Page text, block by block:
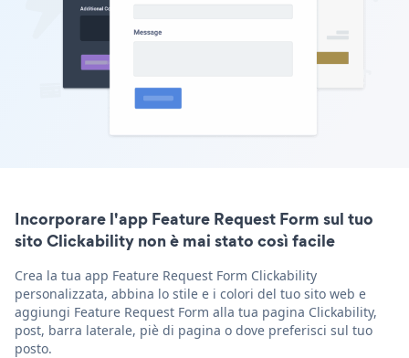
Incorporare l'app Feature Request Form sul tuo
sito Clickability non è mai stato così facile
Crea la tua app Feature Request Form Clickability
personalizzata, abbina lo stile e i colori del tuo sito web e
aggiungi Feature Request Form alla tua pagina Clickability,
post, barra laterale, piè di pagina o dove preferisci sul tuo
posto.